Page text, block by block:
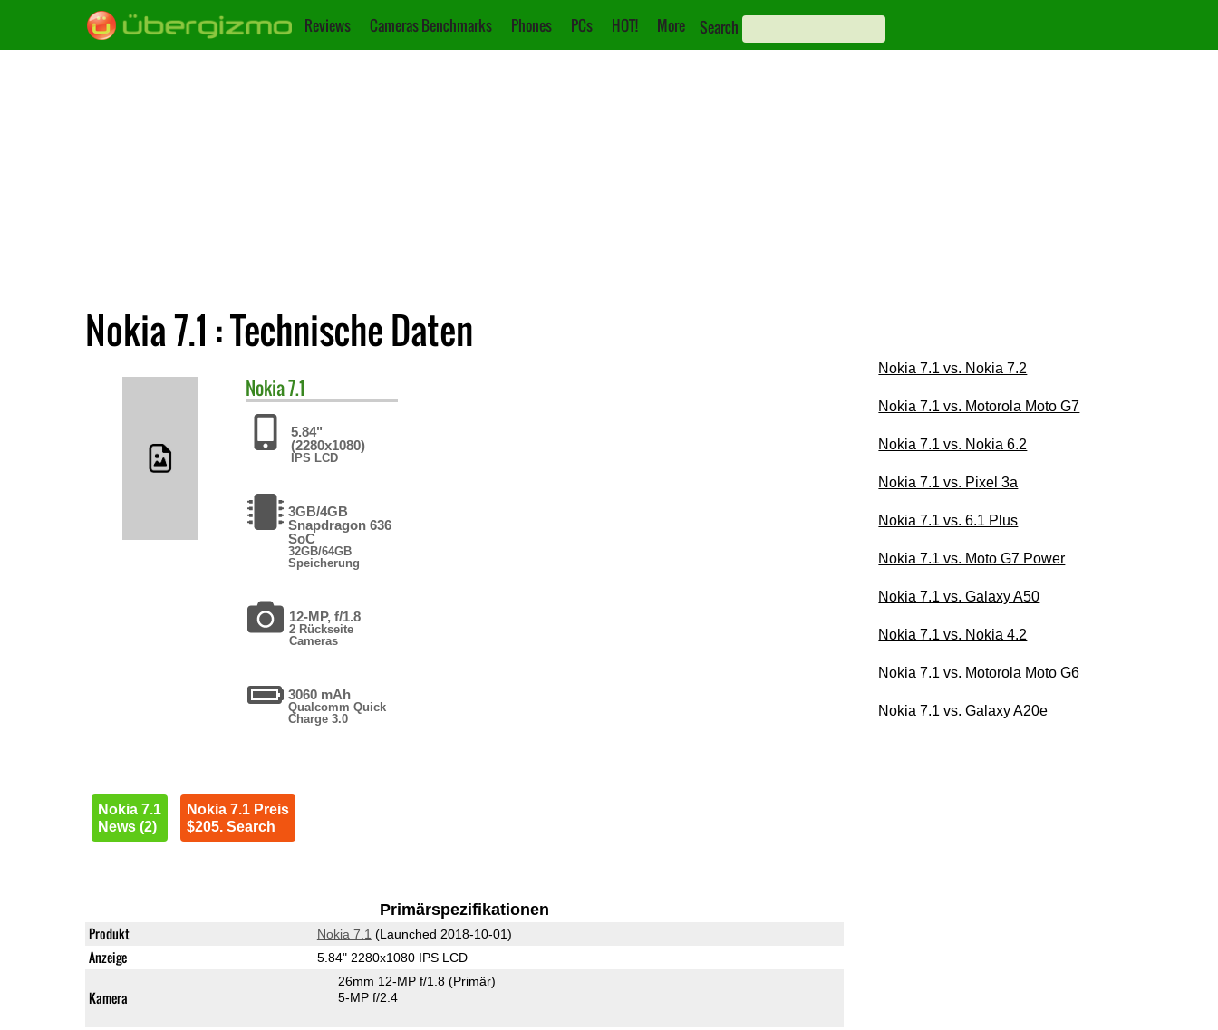
Reviews Cameras Benchmarks Phones PCs HOT! More Search
Nokia 7.1 : Technische Daten
Nokia7.1
5.84"
(2280x1080)
IPS LCD
3GB/4GB
Snapdragon 636
SoC
32GB/64GB
Speicherung
12-MP, f/1.8
2 Rückseite
Cameras
3060 mAh
Qualcomm Quick
Charge 3.0
Nokia 7.1
News (2)
Nokia 7.1 Preis
$205. Search
Primärspezifikationen
Produkt Nokia 7.1 (Launched 2018-10-01)
Anzeige 5.84" 2280x1080 IPS LCD
Kamera
26mm 12-MP f/1.8 (Primär)
5-MP f/2.4
Nokia 7.1 vs. Nokia 7.2
Nokia 7.1 vs. Motorola Moto G7
Nokia 7.1 vs. Nokia 6.2
Nokia 7.1 vs. Pixel 3a
Nokia 7.1 vs. 6.1 Plus
Nokia 7.1 vs. Moto G7 Power
Nokia 7.1 vs. Galaxy A50
Nokia 7.1 vs. Nokia 4.2
Nokia 7.1 vs. Motorola Moto G6
Nokia 7.1 vs. Galaxy A20e